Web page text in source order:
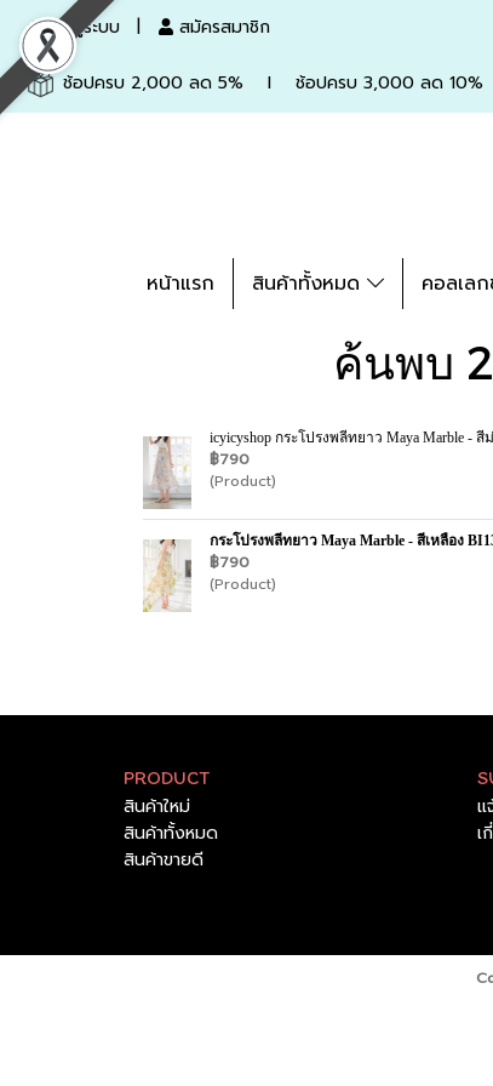
เข้าสู่ระบบ สมัครสมาชิก
ช้อปครบ 2,000 ลด 5% l ช้อปครบ 3,000 ลด
หน้าแรก สินค้าทั้งหมด คอลเล
ค้นพบ
icyicyshop กระโปรงพลีทยาว Maya Marble - สี
฿790
(Product)
กระโปรงพลีทยาว Maya Marble - สีเหลือง
฿790
(Product)
PRODUCT
สินค้าใหม่
สินค้าทั้งหมด
สินค้าขายดี
แ
เ